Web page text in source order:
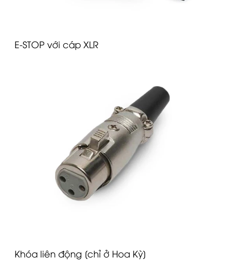
E-STOP với cáp XLR
Khóa liên động [chỉ ở Hoa Kỳ]